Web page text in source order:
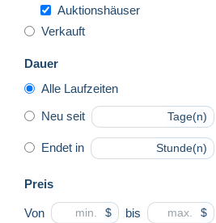
Auktionshäuser
Verkauft
Dauer
Alle Laufzeiten
Neu seit Tage(n)
Endet in Stunde(n)
Preis
Von $ bis $